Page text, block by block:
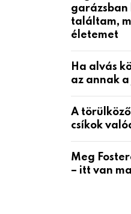
garázsban
találtam,
életemet
Ha alvás
az annak
A
csíkok
Meg
– itt van